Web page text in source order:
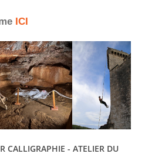
ICI
CALLIGRAPHIE - ATELIER DU